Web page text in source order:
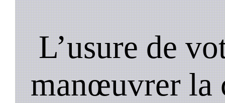
L’usure de
manœuvrer la